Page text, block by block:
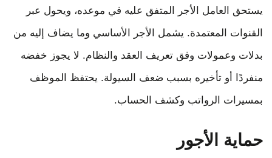
يستحق العامل الأجر المتفق عليه في موعده، ويحول عبر
القنوات المعتمدة. يشمل الأجر الأساسي وما يضاف إليه من
بدلات وعمولات وفق تعريف العقد والنظام. لا يجوز خفضه
منفردًا أو تأخيره بسبب ضعف السيولة. يحتفظ الموظف
بمسيرات الرواتب وكشف الحساب.
حماية الأجور